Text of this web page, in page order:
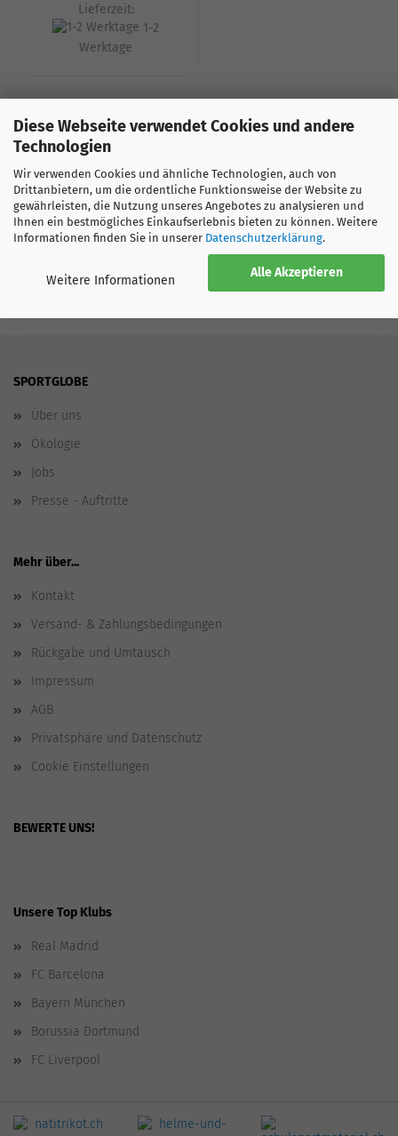
Diese Webseite verwendet Cookies und andere
Technologien
Wir verwenden Cookies und ähnliche Technologien, auch von
Drittanbietern, um die ordentliche Funktionsweise der Website zu
gewährleisten, die Nutzung unseres Angebotes zu analysieren und
Ihnen ein bestmögliches Einkaufserlebnis bieten zu können. Weitere
Informationen finden Sie in unserer Datenschutzerklärung.
Alle Akzeptieren
Weitere Informationen
Lieferzeit:
1-2
Werktage
Sortieren nach
1bis 3(von insgesamt3)
SPORTGLOBE
Über uns
Ökologie
Jobs
Presse - Auftritte
Mehr über...
Kontakt
Versand- & Zahlungsbedingungen
Rückgabe und Umtausch
Impressum
AGB
Privatsphäre und Datenschutz
Cookie Einstellungen
BEWERTE UNS!
Unsere Top Klubs
Real Madrid
FC Barcelona
Bayern München
Borussia Dortmund
FC Liverpool